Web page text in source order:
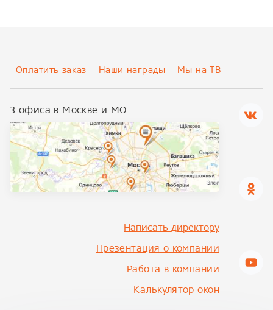
Оплатить заказ Наши награды Мы на ТВ
3 офиса в Москве и МО
Написать директору
Презентация о компании
Работа в компании
Калькулятор окон